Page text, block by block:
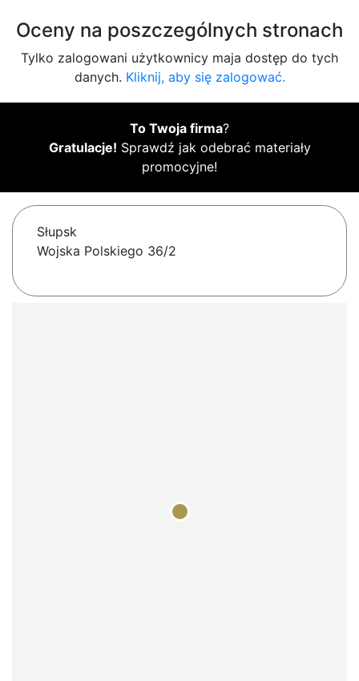
Oceny na poszczególnych stronach
Tylko zalogowani użytkownicy maja dostęp do tych
danych. Kliknij, aby się zalogować.
To Twoja firma?
Gratulacje! Sprawdź jak odebrać materiały
promocyjne!
Słupsk
Wojska Polskiego 36/2